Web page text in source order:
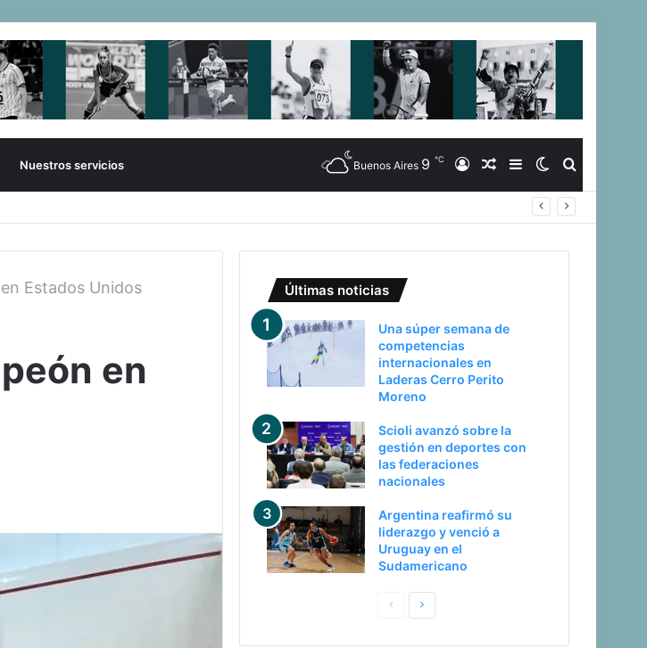
Nuestros servicios Buscar
Switch
skin
Barra
Lateral
Artículo
Aleatorio
Iniciar
Buenos Aires 9 ℃
a Uruguay en el Sudamericano
Estados Unidos
en
Últimas noticias
Una súper semana de
competencias
internacionales en
Laderas Cerro Perito
Moreno
Scioli avanzó sobre la
gestión en deportes con
las federaciones
nacionales
Argentina reafirmó su
liderazgo y venció a
Uruguay en el
Sudamericano
PaginaSiguiente